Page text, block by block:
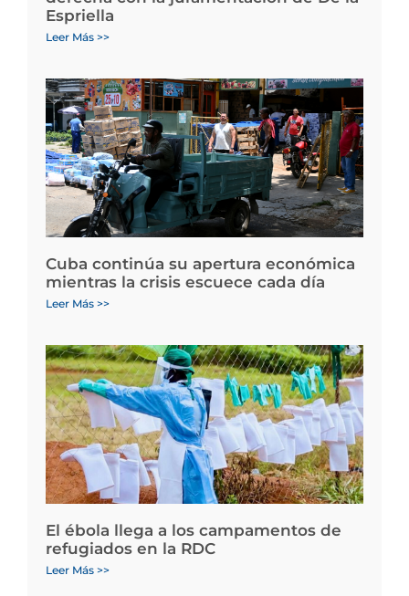
Espriella
Leer Más >>
Cuba continúa su apertura económica
mientras la crisis escuece cada día
Leer Más >>
El ébola llega a los campamentos de
refugiados en la RDC
Leer Más >>